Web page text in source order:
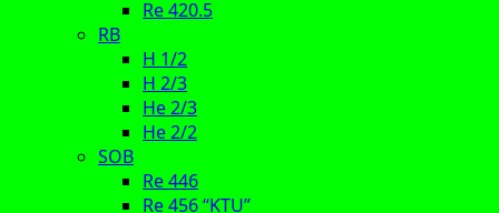
Re 420.5
RB
H 1/2
H 2/3
He 2/3
He 2/2
SOB
Re 446
Re 456 “KTU”